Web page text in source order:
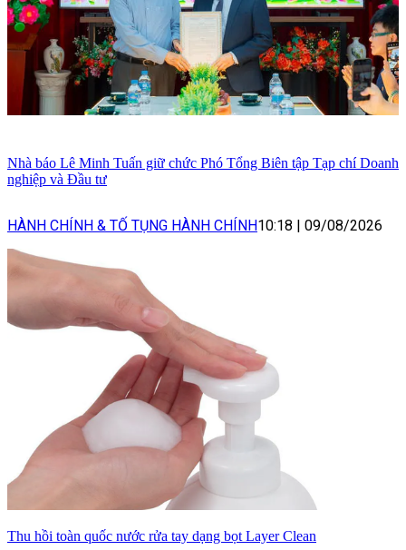
Nhà báo Lê Minh Tuấn giữ chức Phó Tổng Biên tập Tạp chí Doanh
nghiệp và Đầu tư
HÀNH CHÍNH & TỐ TỤNG HÀNH CHÍNH10:18 09/08/2026
Thu hồi toàn quốc nước rửa tay dạng bọt Layer Clean